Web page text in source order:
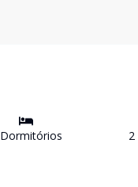
Dormitórios 2